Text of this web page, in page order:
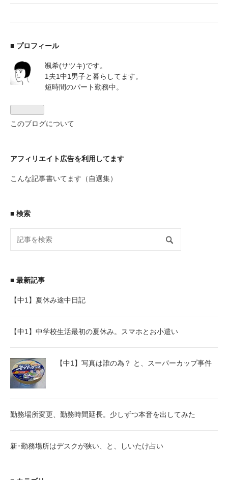
■ プロフィール
颯希(サツキ)です。
1夫1中1男子と暮らしてます。
短時間のパート勤務中。
このブログについて
アフィリエイト広告を利用してます
こんな記事書いてます（自選集）
■ 検索
■ 最新記事
【中1】夏休み途中日記
【中1】中学校生活最初の夏休み。スマホとお小遣い
【中1】写真は誰の為？ と、スーパーカップ事件
勤務場所変更、勤務時間延長。少しずつ本音を出してみた
新･勤務場所はデスクが狭い、と、しいたけ占い